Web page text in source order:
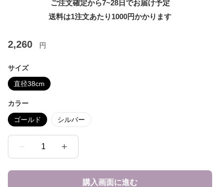
ご注文確定から7~28日でお届け予定
送料は1注文あたり 1000円かかります
2,260 円
サイズ
直径38cm
カラー
ゴールド シルバー
1
購入画面に進む